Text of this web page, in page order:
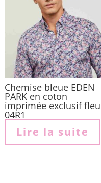
Chemise bleue EDEN
PARK en coton
imprimée exclusif
04R1
Lire la suite